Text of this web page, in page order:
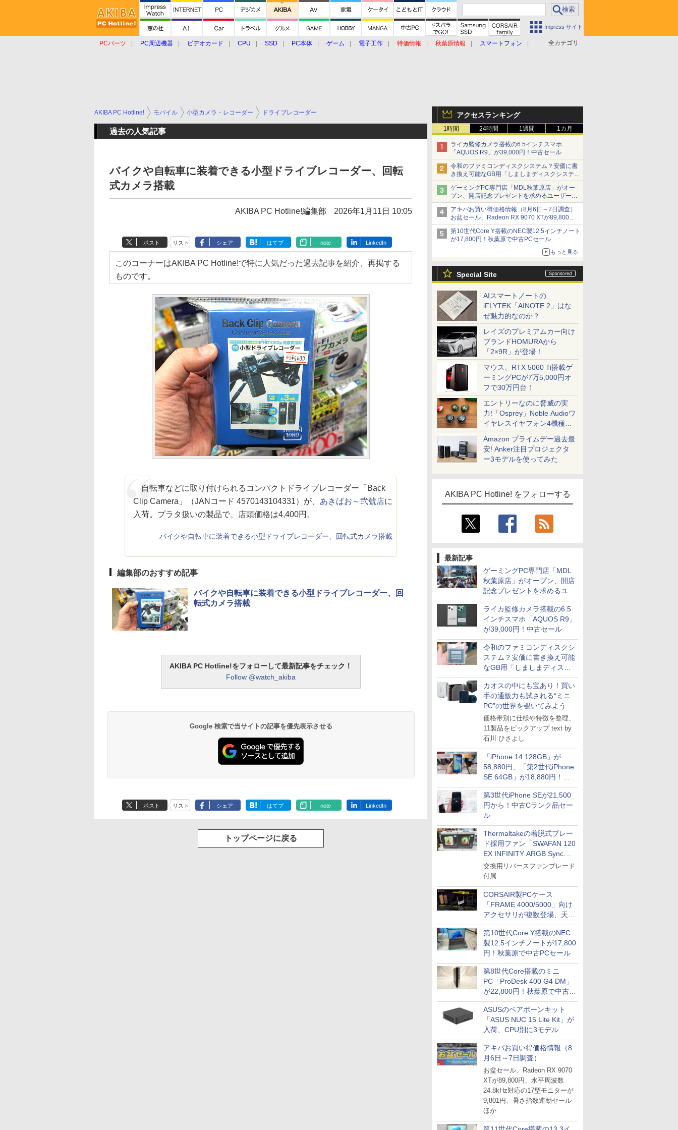
Impress サイト
全カテゴリ
PCパーツ PC周辺機器 ビデオカード CPU SSD PC本体 ゲーム 電子工作 特価情報 秋葉原情報
スマートフォン
アクセスランキング
1時間 24時間 1週間 1カ月
ライカ監修カメラ搭載の6.5インチスマホ
「AQUOS R9」が39,000円！中古セール
令和のファミコンディスクシステム？安価に書
き換え可能なGB用「しましまディスクシステ
ム」
ゲーミングPC専門店「MDL秋葉原店」がオー
プン、開店記念プレゼントを求めるユーザーが
押し寄せ長蛇の列に
アキバお買い得価格情報（8月6日～7日調査）
お盆セール、Radeon RX 9070 XTが89,800
円、水平周波数24.8kHz対応の17型モニターが
9,801円、暑さ指数連動セール ほか
第10世代Core Y搭載のNEC製12.5インチノート
が17,800円！秋葉原で中古PCセール
もっと見る
Special Site
AIスマートノートの
iFLYTEK「AINOTE 2」はな
ぜ魅力的なのか？
レイズのプレミアムカー向け
ブランドHOMURAから
「2×9R」が登場！
マウス、RTX 5060 Ti搭載ゲ
ーミングPCが7万5,000円オ
フで30万円台！
エントリーなのに脅威の実
力!「Osprey」Noble Audioワ
イヤレスイヤフォン4機種を
一気に聴く
Amazon プライムデー過去最
安! Anker注目プロジェクタ
ー3モデルを使ってみた
AKIBA PC Hotline! をフォローする
最新記事
ゲーミングPC専門店「MDL
秋葉原店」がオープン、開店
記念プレゼントを求めるユー
ザーが押し寄せ長蛇の列に
ライカ監修カメラ搭載の6.5
インチスマホ「AQUOS R9」
が39,000円！中古セール
令和のファミコンディスクシ
ステム？安価に書き換え可能
なGB用「しましまディスク
システム」
カオスの中にも宝あり！買い
手の通販力も試される“ミニ
PC”の世界を覗いてみよう
価格帯別に仕様や特徴を整理、
11製品をピックアップ text by
石川 ひさよし
「iPhone 14 128GB」が
58,880円、「第2世代iPhone
SE 64GB」が18,880円！中
古Bランク品セール
第3世代iPhone SEが21,500
円から！中古Cランク品セー
ル
Thermaltakeの着脱式ブレー
ド採用ファン「SWAFAN 120
EX INFINITY ARGB Sync」
に単品パッケージ
交換用リバースファンブレード
付属
CORSAIR製PCケース
「FRAME 4000/5000」向け
アクセサリが複数登場、天然
木製パネルや背面コネクタ対
応トレイなど
第10世代Core Y搭載のNEC
製12.5インチノートが17,800
円！秋葉原で中古PCセール
第8世代Core搭載のミニ
PC「ProDesk 400 G4 DM」
が22,800円！秋葉原で中古
PCセール
ASUSのベアボーンキット
「ASUS NUC 15 Lite Kit」が
入荷、CPU別に3モデル
アキバお買い得価格情報（8
月6日～7日調査）
お盆セール、Radeon RX 9070
XTが89,800円、水平周波数
24.8kHz対応の17型モニターが
9,801円、暑さ指数連動セール
ほか
AKIBA PC Hotline! モバイル 小型カメラ・レコーダー ドライブレコーダー
過去の人気記事
バイクや自転車に装着できる小型ドライブレコーダー、回転
式カメラ搭載
AKIBA PC Hotline!編集部 2026年1月11日 10:05
ポスト リスト シェア はてブ note LinkedIn
このコーナーはAKIBA PC Hotline!で特に人気だった過去記事を紹介、再掲する
ものです。
自転車などに取り付けられるコンパクトドライブレコーダー「Back
Clip Camera」（JANコード 4570143104331）が、 あきばお～弐號店に
入荷。プラタ扱いの製品で、店頭価格は4,400円。
バイクや自転車に装着できる小型ドライブレコーダー、回転式カメラ搭載
編集部のおすすめ記事
バイクや自転車に装着できる小型ドライブレコーダー、回
転式カメラ搭載
AKIBA PC Hotline!をフォローして最新記事をチェック！
Follow @watch_akiba
Google 検索で当サイトの記事を優先表示させる
ポスト リスト シェア はてブ note LinkedIn
トップページに戻る